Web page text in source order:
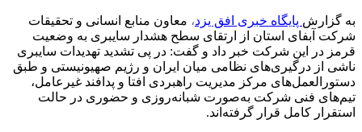
به گزارش پایگاه خبری افق یزد، معاون منابع انسانی و تحقیقات
شرکت آبفای استان از ارتقای سطح هشدار سایبری به وضعیت
قرمز در این شرکت خبر داد و گفت: در پی تشدید تهدیدات سایبری
ناشی از درگیری‌های نظامی میان ایران و رژیم صهیونیستی و طبق
دستورالعمل‌های مرکز مدیریت راهبردی افتا و پدافند غیرعامل،
تیم‌های فنی شرکت به‌صورت شبانه‌روزی و حضوری در حالت
استقرار کامل قرار گرفته‌اند.